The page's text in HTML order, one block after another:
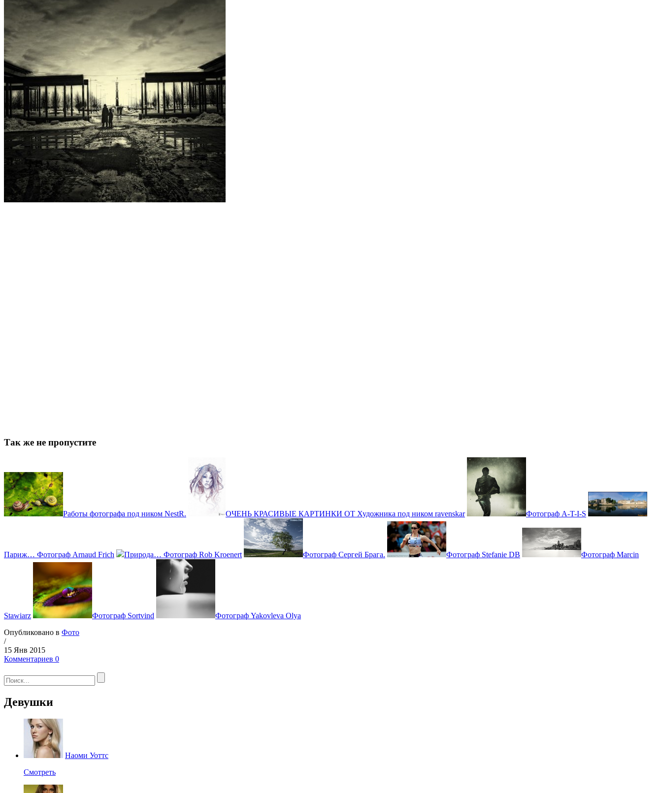
Так же не пропустите
Работы фотографа под ником NestR. ОЧЕНЬ КРАСИВЫЕ КАРТИНКИ ОТ Художника под ником ravenskar Фотограф A-T-I-S
Париж… Фотограф Arnaud Frich Природа… Фотограф Rob Kroenert Фотограф Сергей Брага. Фотограф Stefanie DB Фотограф Marcin
Stawiarz Фотограф Sortvind
Фотограф Yakovleva Olya
Опубликовано в Фото
/
15 Янв 2015
Комментариев 0
Девушки
Наоми Уоттс
Смотреть